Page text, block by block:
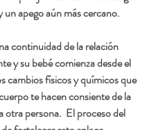
un apego aún más cercano.
continuidad de la relación
y su bebé comienza desde el
cambios físicos y químicos que
te hacen consiente de la
otra persona.  El proceso del